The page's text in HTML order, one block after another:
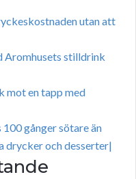
utan att
Aromhusets stilldrink
mot en tapp med
gånger sötare än
drycker och desserter|